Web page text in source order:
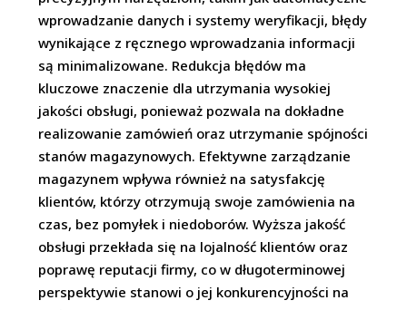
wprowadzanie danych i systemy weryfikacji, błędy
wynikające z ręcznego wprowadzania informacji
są minimalizowane. Redukcja błędów ma
kluczowe znaczenie dla utrzymania wysokiej
jakości obsługi, ponieważ pozwala na dokładne
realizowanie zamówień oraz utrzymanie spójności
stanów magazynowych. Efektywne zarządzanie
magazynem wpływa również na satysfakcję
klientów, którzy otrzymują swoje zamówienia na
czas, bez pomyłek i niedoborów. Wyższa jakość
obsługi przekłada się na lojalność klientów oraz
poprawę reputacji firmy, co w długoterminowej
perspektywie stanowi o jej konkurencyjności na